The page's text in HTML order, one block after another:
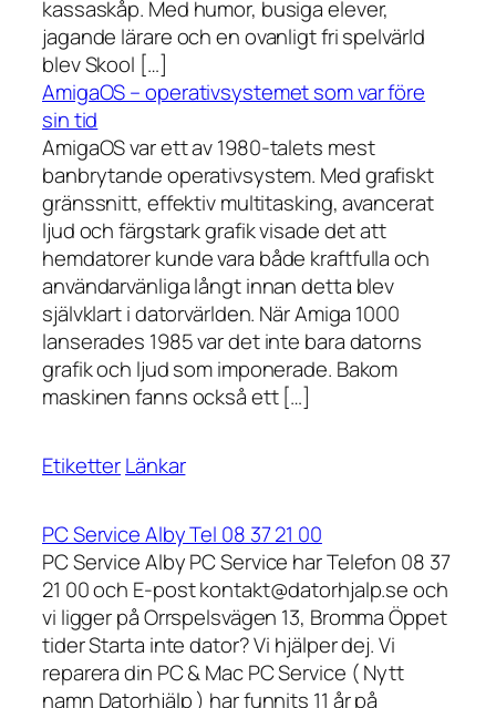
kassaskåp. Med humor, busiga elever,
jagande lärare och en ovanligt fri spelvärld
blev Skool […]
AmigaOS – operativsystemet som var före
sin tid
AmigaOS var ett av 1980-talets mest
banbrytande operativsystem. Med grafiskt
gränssnitt, effektiv multitasking, avancerat
ljud och färgstark grafik visade det att
hemdatorer kunde vara både kraftfulla och
användarvänliga långt innan detta blev
självklart i datorvärlden. När Amiga 1000
lanserades 1985 var det inte bara datorns
grafik och ljud som imponerade. Bakom
maskinen fanns också ett […]
EtiketterLänkar
PC Service Alby Tel 08 37 21 00
PC Service Alby PC Service har Telefon 08 37
21 00 och E-post kontakt@datorhjalp.se och
vi ligger på Orrspelsvägen 13, Bromma Öppet
tider Starta inte dator? Vi hjälper dej. Vi
reparera din PC & Mac PC Service ( Nytt
namn Datorhjälp ) har funnits 11 år på